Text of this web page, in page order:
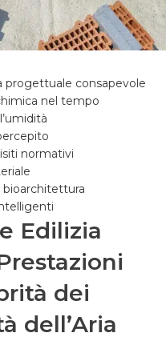
progettuale consapevole
nel tempo
normativi
bioarchitettura
Edilizia
dei
dell’Aria